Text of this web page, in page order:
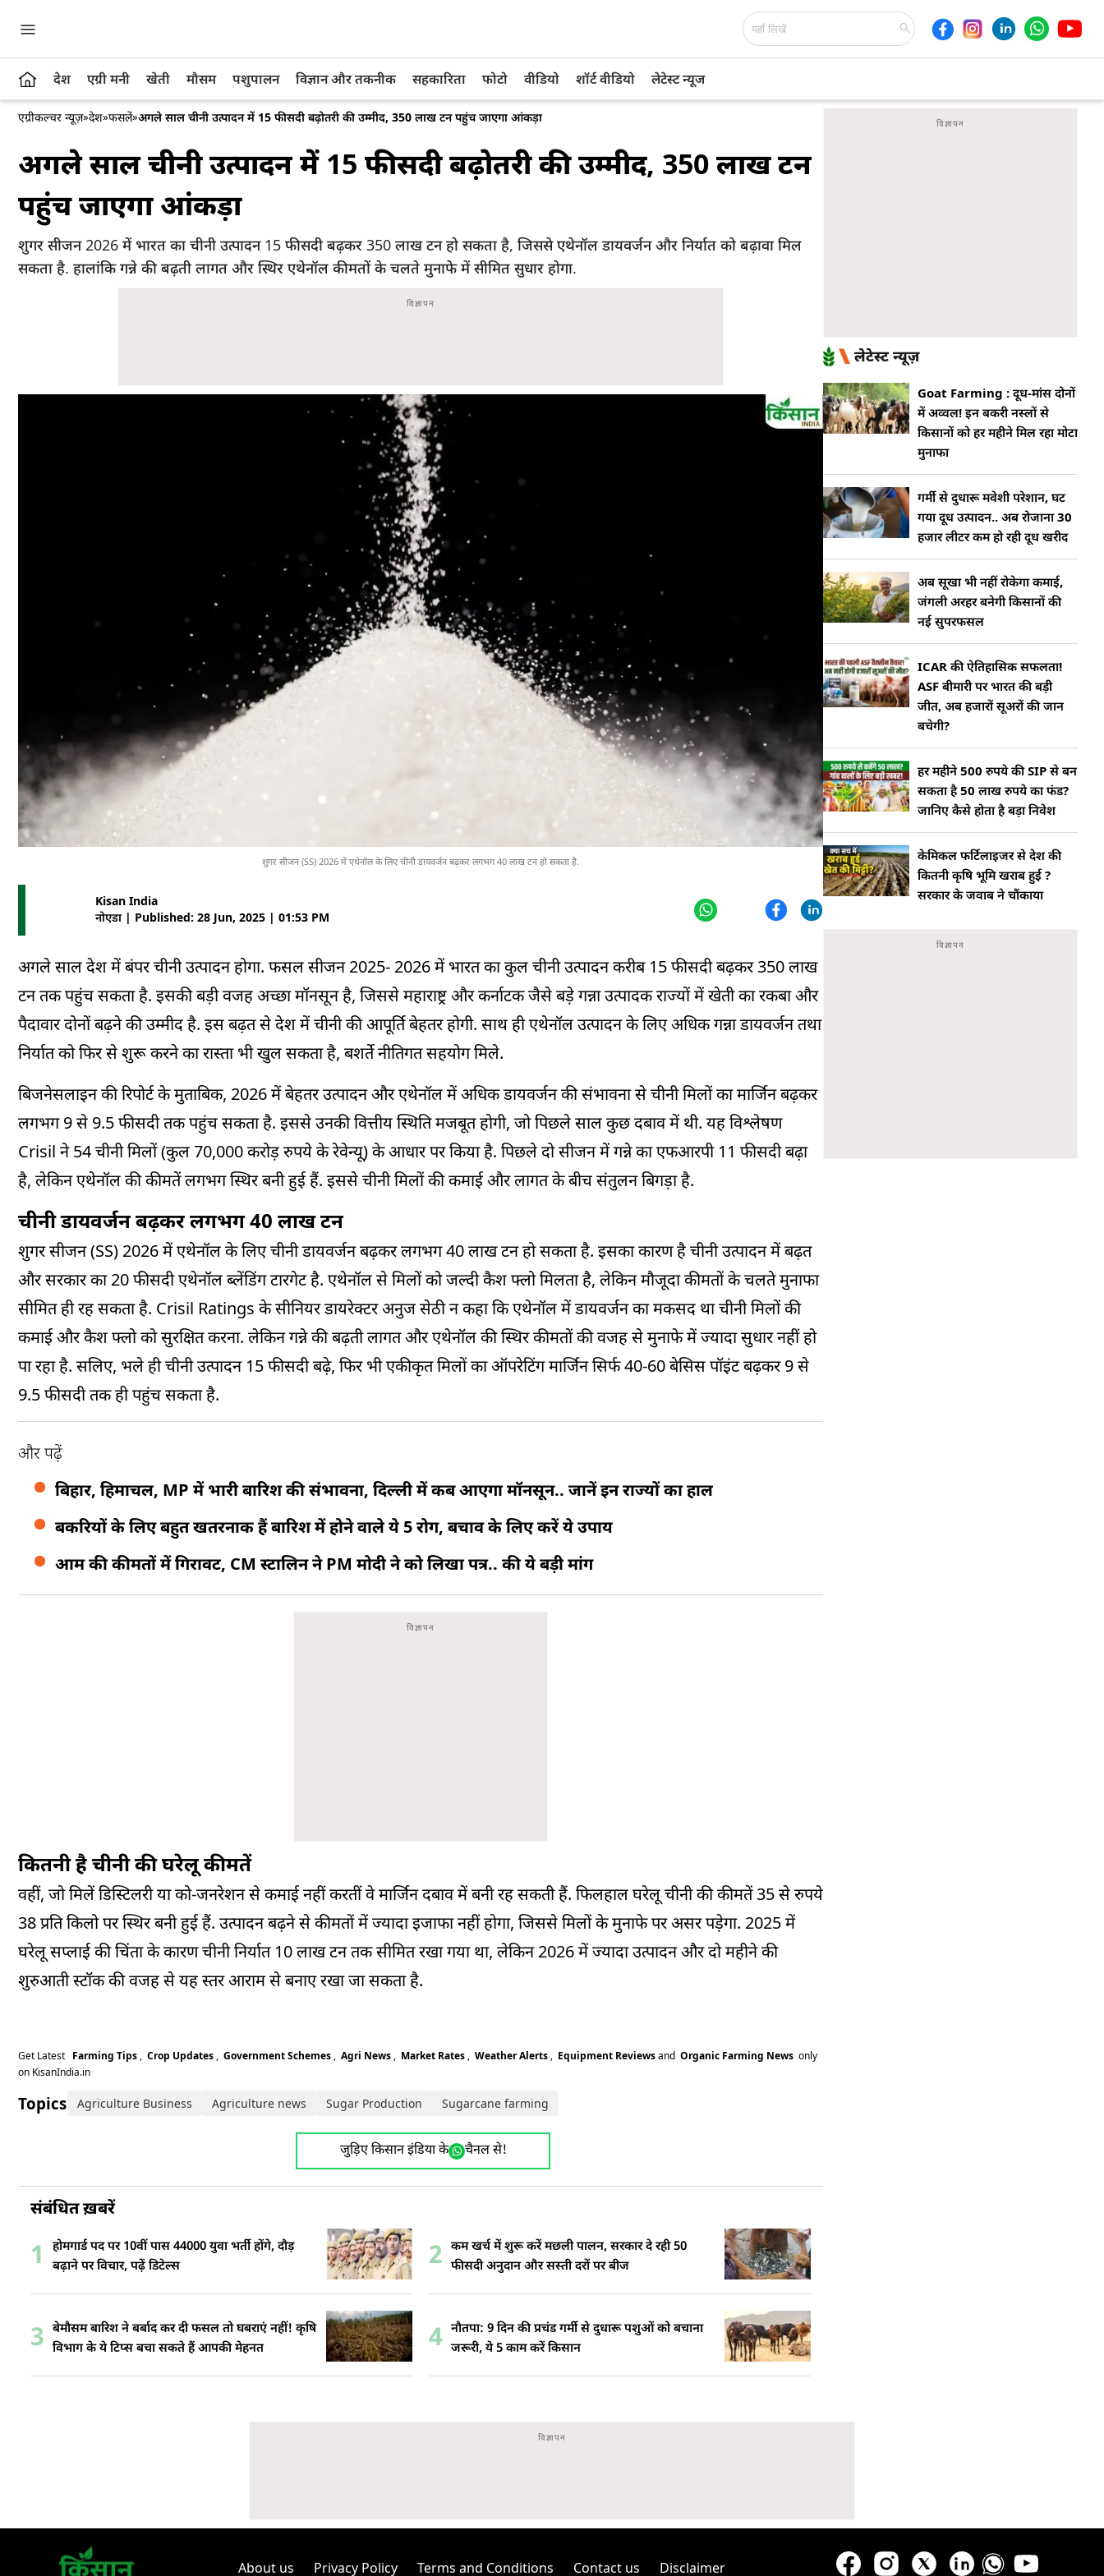
देश एग्री मनी खेती मौसम पशुपालन विज्ञान और तकनीक सहकारिता फोटो वीडियो शॉर्ट वीडियो लेटेस्ट न्यूज
एग्रीकल्चर न्यूज़»देश»फसलें»अगले साल चीनी उत्पादन में 15 फीसदी बढ़ोतरी की उम्मीद, 350 लाख टन पहुंच जाएगा आंकड़ा
अगले साल चीनी उत्पादन में 15 फीसदी बढ़ोतरी की उम्मीद, 350 लाख टन
पहुंच जाएगा आंकड़ा
शुगर सीजन 2026 में भारत का चीनी उत्पादन 15 फीसदी बढ़कर 350 लाख टन हो सकता है, जिससे एथेनॉल डायवर्जन और निर्यात को बढ़ावा मिल
सकता है. हालांकि गन्ने की बढ़ती लागत और स्थिर एथेनॉल कीमतों के चलते मुनाफे में सीमित सुधार होगा.
शुगर सीजन (SS) 2026 में एथेनॉल के लिए चीनी डायवर्जन बढ़कर लगभग 40 लाख टन हो सकता है.
Kisan India
नोएडा | Published: 28 Jun, 2025 | 01:53 PM
अगले साल देश में बंपर चीनी उत्पादन होगा. फसल सीजन 2025- 2026 में भारत का कुल चीनी उत्पादन करीब 15 फीसदी बढ़कर 350 लाख
टन तक पहुंच सकता है. इसकी बड़ी वजह अच्छा मॉनसून है, जिससे महाराष्ट्र और कर्नाटक जैसे बड़े गन्ना उत्पादक राज्यों में खेती का रकबा और
पैदावार दोनों बढ़ने की उम्मीद है. इस बढ़त से देश में चीनी की आपूर्ति बेहतर होगी. साथ ही एथेनॉल उत्पादन के लिए अधिक गन्ना डायवर्जन तथा
निर्यात को फिर से शुरू करने का रास्ता भी खुल सकता है, बशर्ते नीतिगत सहयोग मिले.
बिजनेसलाइन की रिपोर्ट के मुताबिक, 2026 में बेहतर उत्पादन और एथेनॉल में अधिक डायवर्जन की संभावना से चीनी मिलों का मार्जिन बढ़कर
लगभग 9 से 9.5 फीसदी तक पहुंच सकता है. इससे उनकी वित्तीय स्थिति मजबूत होगी, जो पिछले साल कुछ दबाव में थी. यह विश्लेषण
Crisil ने 54 चीनी मिलों (कुल 70,000 करोड़ रुपये के रेवेन्यू) के आधार पर किया है. पिछले दो सीजन में गन्ने का एफआरपी 11 फीसदी बढ़ा
है, लेकिन एथेनॉल की कीमतें लगभग स्थिर बनी हुई हैं. इससे चीनी मिलों की कमाई और लागत के बीच संतुलन बिगड़ा है.
चीनी डायवर्जन बढ़कर लगभग 40 लाख टन
शुगर सीजन (SS) 2026 में एथेनॉल के लिए चीनी डायवर्जन बढ़कर लगभग 40 लाख टन हो सकता है. इसका कारण है चीनी उत्पादन में बढ़त
और सरकार का 20 फीसदी एथेनॉल ब्लेंडिंग टारगेट है. एथेनॉल से मिलों को जल्दी कैश फ्लो मिलता है, लेकिन मौजूदा कीमतों के चलते मुनाफा
सीमित ही रह सकता है. Crisil Ratings के सीनियर डायरेक्टर अनुज सेठी न कहा कि एथेनॉल में डायवर्जन का मकसद था चीनी मिलों की
कमाई और कैश फ्लो को सुरक्षित करना. लेकिन गन्ने की बढ़ती लागत और एथेनॉल की स्थिर कीमतों की वजह से मुनाफे में ज्यादा सुधार नहीं हो
पा रहा है. सलिए, भले ही चीनी उत्पादन 15 फीसदी बढ़े, फिर भी एकीकृत मिलों का ऑपरेटिंग मार्जिन सिर्फ 40-60 बेसिस पॉइंट बढ़कर 9 से
9.5 फीसदी तक ही पहुंच सकता है.
और पढ़ें
बिहार, हिमाचल, MP में भारी बारिश की संभावना, दिल्ली में कब आएगा मॉनसून.. जानें इन राज्यों का हाल
बकरियों के लिए बहुत खतरनाक हैं बारिश में होने वाले ये 5 रोग, बचाव के लिए करें ये उपाय
आम की कीमतों में गिरावट, CM स्टालिन ने PM मोदी ने को लिखा पत्र.. की ये बड़ी मांग
कितनी है चीनी की घरेलू कीमतें
वहीं, जो मिलें डिस्टिलरी या को-जनरेशन से कमाई नहीं करतीं वे मार्जिन दबाव में बनी रह सकती हैं. फिलहाल घरेलू चीनी की कीमतें 35 से रुपये
38 प्रति किलो पर स्थिर बनी हुई हैं. उत्पादन बढ़ने से कीमतों में ज्यादा इजाफा नहीं होगा, जिससे मिलों के मुनाफे पर असर पड़ेगा. 2025 में
घरेलू सप्लाई की चिंता के कारण चीनी निर्यात 10 लाख टन तक सीमित रखा गया था, लेकिन 2026 में ज्यादा उत्पादन और दो महीने की
शुरुआती स्टॉक की वजह से यह स्तर आराम से बनाए रखा जा सकता है.
Get Latest Farming Tips , Crop Updates , Government Schemes , Agri News , Market Rates , Weather Alerts , Equipment Reviewsand Organic Farming News only
on KisanIndia.in
Topics: Agriculture Business Agriculture news Sugar Production Sugarcane farming
जुड़िए किसान इंडिया के चैनल से!
संबंधित ख़बरें
1
होमगार्ड पद पर 10वीं पास 44000 युवा भर्ती होंगे, दौड़
बढ़ाने पर विचार, पढ़ें डिटेल्स
2 कम खर्च में शुरू करें मछली पालन, सरकार दे रही 50
फीसदी अनुदान और सस्ती दरों पर बीज
3 बेमौसम बारिश ने बर्बाद कर दी फसल तो घबराएं नहीं! कृषि
विभाग के ये टिप्स बचा सकते हैं आपकी मेहनत
4 नौतपा: 9 दिन की प्रचंड गर्मी से दुधारू पशुओं को बचाना
जरूरी, ये 5 काम करें किसान
लेटेस्ट न्यूज़
Goat Farming : दूध-मांस दोनों
में अव्वल! इन बकरी नस्लों से
किसानों को हर महीने मिल रहा मोटा
मुनाफा
गर्मी से दुधारू मवेशी परेशान, घट
गया दूध उत्पादन.. अब रोजाना 30
हजार लीटर कम हो रही दूध खरीद
अब सूखा भी नहीं रोकेगा कमाई,
जंगली अरहर बनेगी किसानों की
नई सुपरफसल
ICAR की ऐतिहासिक सफलता!
ASF बीमारी पर भारत की बड़ी
जीत, अब हजारों सूअरों की जान
बचेगी?
हर महीने 500 रुपये की SIP से बन
सकता है 50 लाख रुपये का फंड?
जानिए कैसे होता है बड़ा निवेश
केमिकल फर्टिलाइजर से देश की
कितनी कृषि भूमि खराब हुई ?
सरकार के जवाब ने चौंकाया
About us Privacy Policy Terms and Conditions Contact us Disclaimer